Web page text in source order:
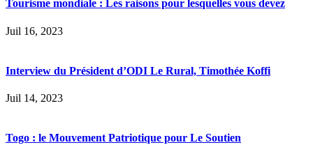
Tourisme mondiale : Les raisons pour lesquelles vous devez
Juil 16, 2023
Interview du Président d’ODI Le Rural, Timothée Koffi
Juil 14, 2023
Togo : le Mouvement Patriotique pour Le Soutien